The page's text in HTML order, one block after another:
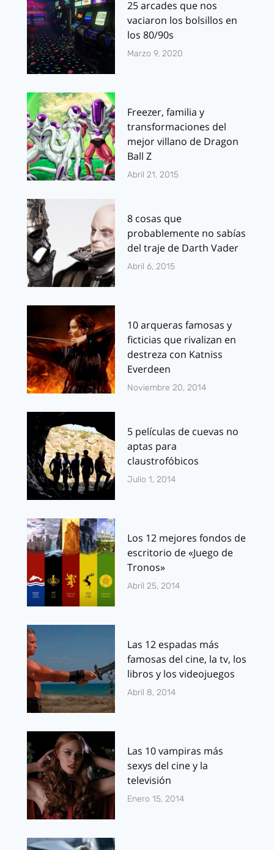
25 arcades que nos
vaciaron los bolsillos en
los 80/90s
Marzo 9, 2020
Freezer, familia y
transformaciones del
mejor villano de Dragon
Ball Z
Abril 21, 2015
8 cosas que
probablemente no sabías
del traje de Darth Vader
Abril 6, 2015
10 arqueras famosas y
ficticias que rivalizan en
destreza con Katniss
Everdeen
Noviembre 20, 2014
5 películas de cuevas no
aptas para
claustrofóbicos
Julio 1, 2014
Los 12 mejores fondos de
escritorio de «Juego de
Tronos»
Abril 25, 2014
Las 12 espadas más
famosas del cine, la tv, los
libros y los videojuegos
Abril 8, 2014
Las 10 vampiras más
sexys del cine y la
televisión
Enero 15, 2014